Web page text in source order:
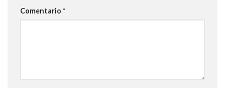
Comentario *